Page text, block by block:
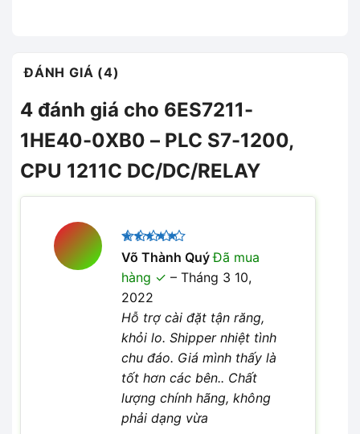
ĐÁNH GIÁ (4)
4 đánh giá cho 6ES7211-
1HE40-0XB0 – PLC S7-1200,
CPU 1211C DC/DC/RELAY
Được xếp
hạng
5
sao
Võ Thành QuýĐã mua
hàng
– Tháng 3 10,
2022
Hỗ trợ cài đặt tận răng,
khỏi lo. Shipper nhiệt tình
chu đáo. Giá mình thấy là
tốt hơn các bên.. Chất
lượng chính hãng, không
phải dạng vừa